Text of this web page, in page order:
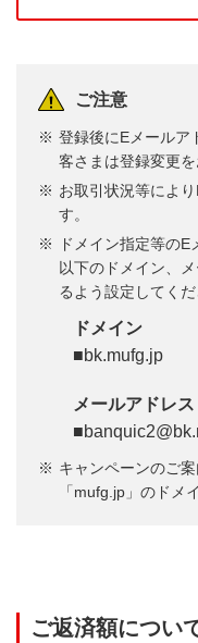
臨時返済の場合
入金はできません
ご返済額はアプ
ださい。一括返済
のため返済日によ
要金額をご確認
STEP.6金額を
ご注意
登録後にEメールア
客さまは登録変更を
お取引状況等によ
す。
ドメイン指定等のE
以下のドメイン、
るよう設定してくだ
ドメイン
■bk.mufg.jp
メールアドレス
キャンペーンのご
「mufg.jp」のドメ
ご返済額につい